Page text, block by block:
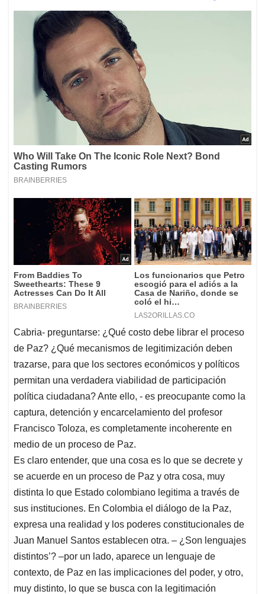
Cabria- preguntarse: ¿Qué costo debe librar el proceso
de Paz? ¿Qué mecanismos de legitimización deben
trazarse, para que los sectores económicos y políticos
permitan una verdadera viabilidad de participación
política ciudadana? Ante ello, - es preocupante como la
captura, detención y encarcelamiento del profesor
Francisco Toloza, es completamente incoherente en
medio de un proceso de Paz.
Es claro entender, que una cosa es lo que se decrete y
se acuerde en un proceso de Paz y otra cosa, muy
distinta lo que Estado colombiano legitima a través de
sus instituciones. En Colombia el diálogo de la Paz,
expresa una realidad y los poderes constitucionales de
Juan Manuel Santos establecen otra. – ¿Son lenguajes
distintos’? –por un lado, aparece un lenguaje de
contexto, de Paz en las implicaciones del poder, y otro,
muy distinto, lo que se busca con la legitimación